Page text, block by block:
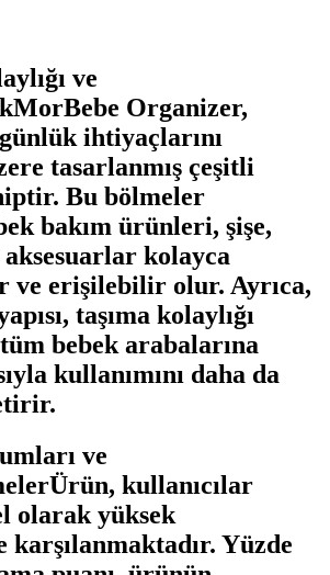
ve
Organizer,
ihtiyaçlarını
tasarlanmış çeşitli
Bu bölmeler
bakım ürünleri, şişe,
aksesuarlar kolayca
ve erişilebilir olur. Ayrıca,
taşıma kolaylığı
bebek arabalarına
kullanımını daha da
ve
kullanıcılar
olarak yüksek
karşılanmaktadır. Yüzde